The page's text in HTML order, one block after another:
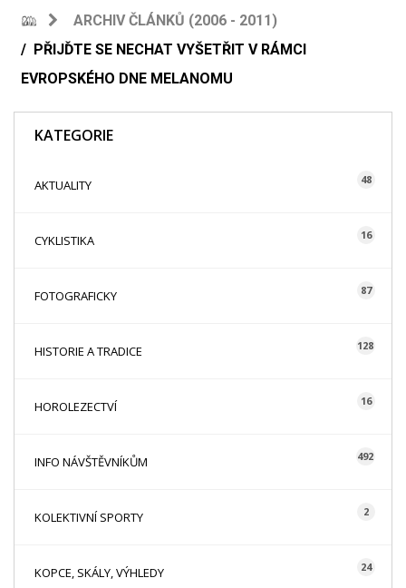
ARCHIV ČLÁNKŮ (2006 - 2011)
PŘIJĎTE SE NECHAT VYŠETŘIT V RÁMCI
EVROPSKÉHO DNE MELANOMU
KATEGORIE
AKTUALITY 48
CYKLISTIKA 16
FOTOGRAFICKY 87
HISTORIE A TRADICE 128
HOROLEZECTVÍ 16
INFO NÁVŠTĚVNÍKŮM 492
KOLEKTIVNÍ SPORTY 2
KOPCE, SKÁLY, VÝHLEDY 24